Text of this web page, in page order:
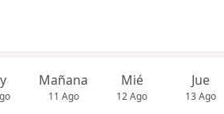
Mañana
11 Ago
Mié
12 Ago
Jue
13 Ago